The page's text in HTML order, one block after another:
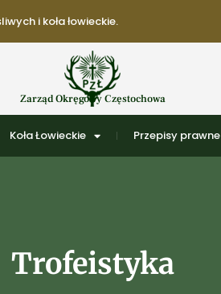
i koła łowieckie.
Zarząd Okręgowy Częstochowa
Koła Łowieckie Przepisy prawne
Trofeistyka